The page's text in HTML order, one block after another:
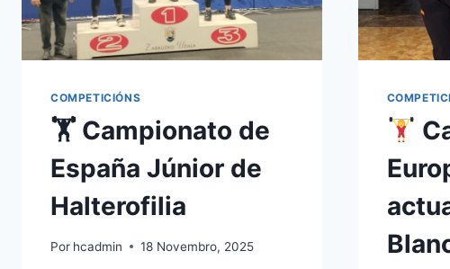
COMPETICIÓNS
🏋️ Campionato de
España Júnior de
Halterofilia
Por hcadmin 18 Novembro, 2025